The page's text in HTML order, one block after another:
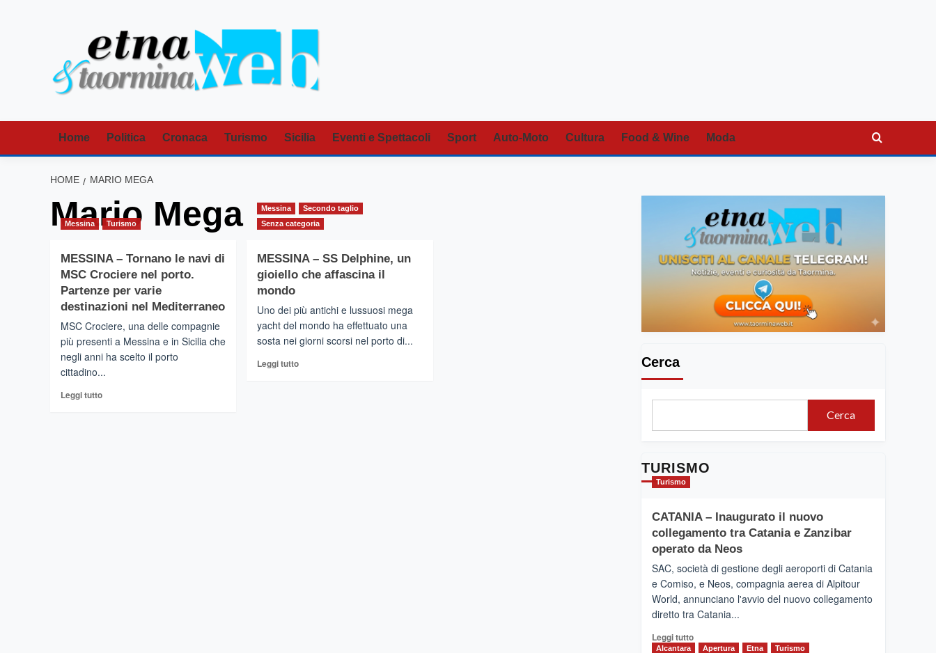
Home Politica Cronaca Turismo Sicilia Eventi e Spettacoli Sport Auto-Moto Cultura Food & Wine Moda
HOME MARIO MEGA
Mario Mega
Messina Turismo
MESSINA – Tornano le navi di
MSC Crociere nel porto.
Partenze per varie
destinazioni nel Mediterraneo
MSC Crociere, una delle compagnie
più presenti a Messina e in Sicilia che
negli anni ha scelto il porto
cittadino...
Leggi tuttoLeggi
Messina
Secondo taglio
Senza categoria
MESSINA – SS Delphine, un
gioiello che affascina il
mondo
Uno dei più antichi e lussuosi mega
yacht del mondo ha effettuato una
sosta nei giorni scorsi nel porto di...
Leggi tuttoLeggi
Cerca
Cerca
TURISMO
Turismo
CATANIA – Inaugurato il nuovo
collegamento tra Catania e Zanzibar
operato da Neos
SAC, società di gestione degli aeroporti di Catania
e Comiso, e Neos, compagnia aerea di Alpitour
World, annunciano l'avvio del nuovo collegamento
diretto tra Catania...
Leggi tuttoLeggi
Alcantara Apertura Etna Turismo